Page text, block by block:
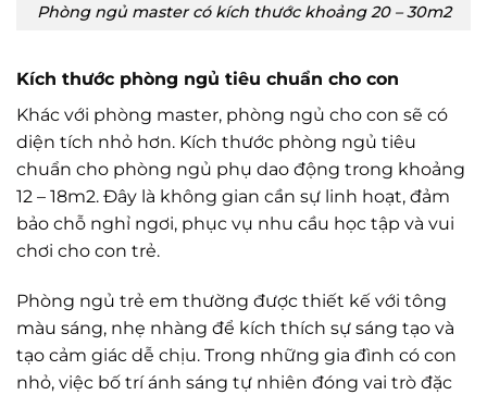
Phòng ngủ master có kích thước khoảng 20 – 30m2
Kích thước phòng ngủ tiêu chuẩn cho con
Khác với phòng master, phòng ngủ cho con sẽ có
diện tích nhỏ hơn. Kích thước phòng ngủ tiêu
chuẩn cho phòng ngủ phụ dao động trong khoảng
12 – 18m2. Đây là không gian cần sự linh hoạt, đảm
bảo chỗ nghỉ ngơi, phục vụ nhu cầu học tập và vui
chơi cho con trẻ.
Phòng ngủ trẻ em thường được thiết kế với tông
màu sáng, nhẹ nhàng để kích thích sự sáng tạo và
tạo cảm giác dễ chịu. Trong những gia đình có con
nhỏ, việc bố trí ánh sáng tự nhiên đóng vai trò đặc